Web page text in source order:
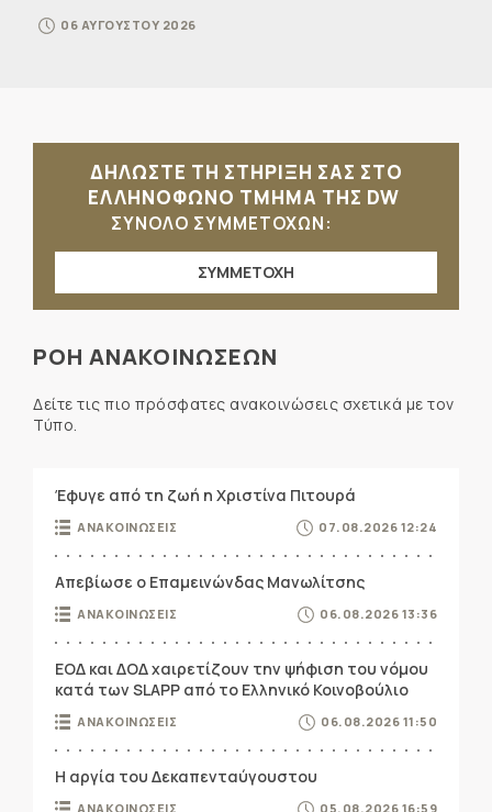
06 ΑΥΓΟΥΣΤΟΥ 2026
ΔΗΛΩΣΤΕ ΤΗ ΣΤΗΡΙΞΗ ΣΑΣ ΣΤΟ
ΕΛΛΗΝΟΦΩΝΟ ΤΜΗΜΑ ΤΗΣ DW
ΣΥΝΟΛΟ ΣΥΜΜΕΤΟΧΩΝ:
ΣΥΜΜΕΤΟΧΗ
ΡΟΗ ΑΝΑΚΟΙΝΩΣΕΩΝ
Δείτε τις πιο πρόσφατες ανακοινώσεις σχετικά με τον
Τύπο.
Έφυγε από τη ζωή η Χριστίνα Πιτουρά
ΑΝΑΚΟΙΝΩΣΕΙΣ 07.08.2026 12:24
Απεβίωσε ο Επαμεινώνδας Μανωλίτσης
ΑΝΑΚΟΙΝΩΣΕΙΣ 06.08.2026 13:36
ΕΟΔ και ΔΟΔ χαιρετίζουν την ψήφιση του νόμου
κατά των SLAPP από το Ελληνικό Κοινοβούλιο
ΑΝΑΚΟΙΝΩΣΕΙΣ 06.08.2026 11:50
Η αργία του Δεκαπενταύγουστου
ΑΝΑΚΟΙΝΩΣΕΙΣ 05.08.2026 16:59